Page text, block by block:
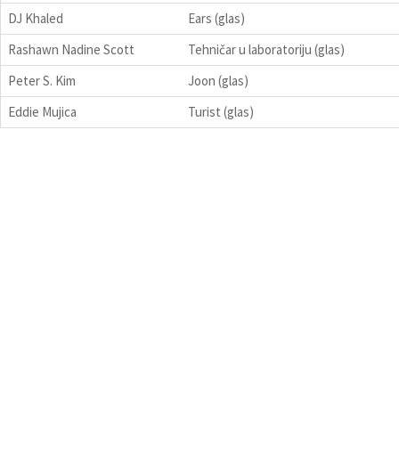
DJ Khaled
Ears (glas)
Rashawn Nadine Scott
Tehničar u laboratoriju (glas)
Peter S. Kim
Joon (glas)
Eddie Mujica
Turist (glas)